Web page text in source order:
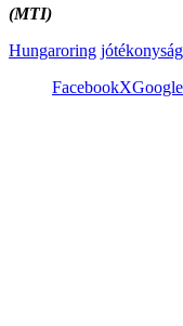
(MTI)
Hungaroring jótékonyság
FacebookX